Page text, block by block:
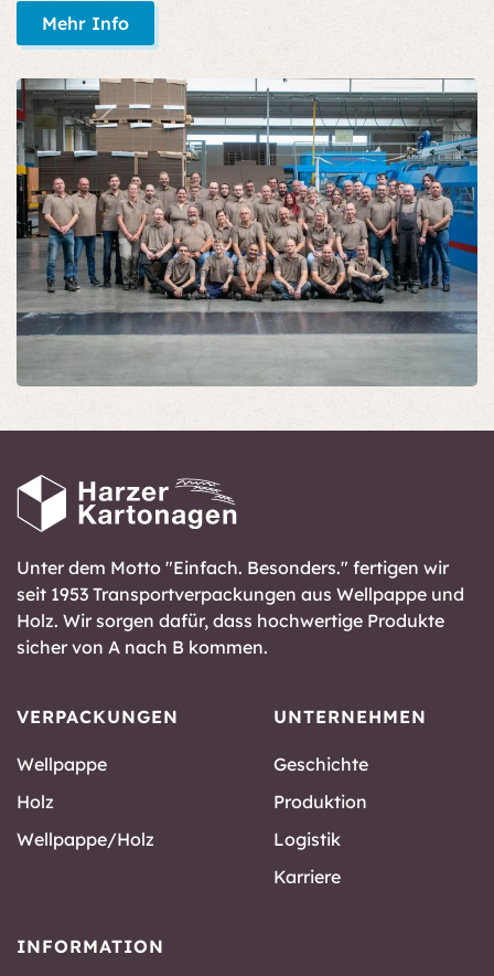
Mehr Info
Unter dem Motto "Einfach. Besonders." fertigen wir
seit 1953 Transportverpackungen aus Wellpappe und
Holz. Wir sorgen dafür, dass hochwertige Produkte
sicher von A nach B kommen.
VERPACKUNGEN
Wellpappe
Holz
Wellpappe/Holz
UNTERNEHMEN
Geschichte
Produktion
Logistik
Karriere
INFORMATION